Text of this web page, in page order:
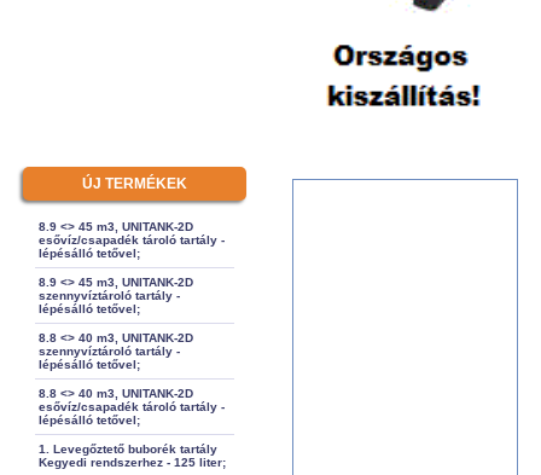
ÚJ TERMÉKEK
8.9 <> 45 m3, UNITANK-2D
esővíz/csapadék tároló tartály -
lépésálló tetővel;
8.9 <> 45 m3, UNITANK-2D
szennyvíztároló tartály -
lépésálló tetővel;
8.8 <> 40 m3, UNITANK-2D
szennyvíztároló tartály -
lépésálló tetővel;
8.8 <> 40 m3, UNITANK-2D
esővíz/csapadék tároló tartály -
lépésálló tetővel;
1. Levegőztető buborék tartály
Kegyedi rendszerhez - 125 liter;